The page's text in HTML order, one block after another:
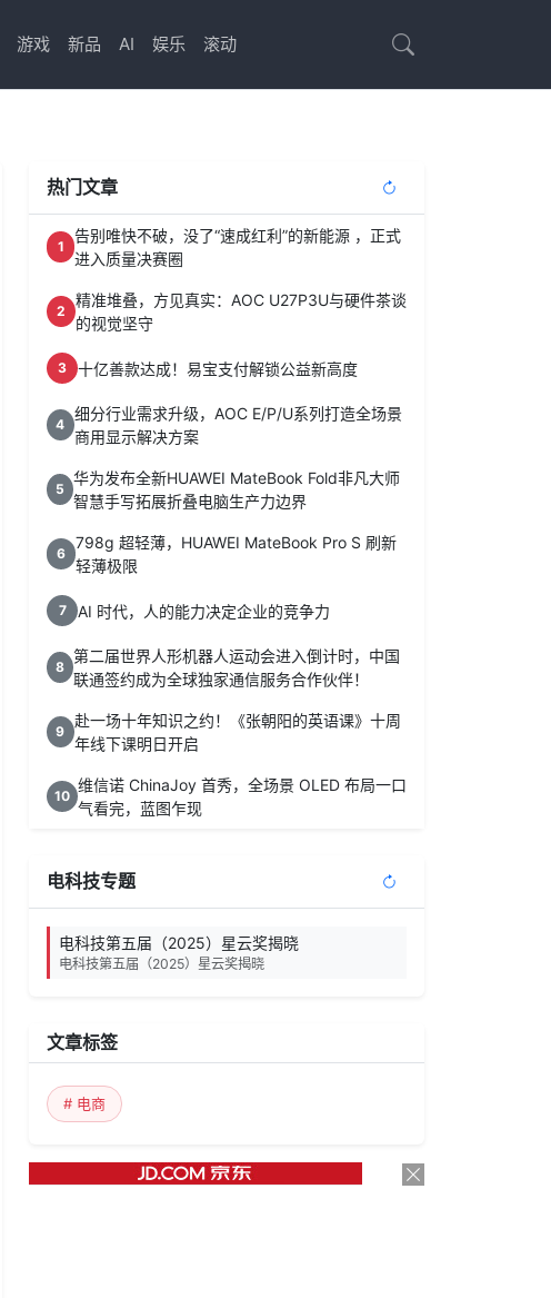
游戏 新品 AI 娱乐 滚动
热门文章
1
告别唯快不破，没了“速成红利”的新能源 ，正式
进入质量决赛圈
2
精准堆叠，方见真实：AOC U27P3U与硬件茶谈
的视觉坚守
3 十亿善款达成！易宝支付解锁公益新高度
4
细分行业需求升级，AOC E/P/U系列打造全场景
商用显示解决方案
5
华为发布全新HUAWEI MateBook Fold非凡大师
智慧手写拓展折叠电脑生产力边界
6
798g 超轻薄，HUAWEI MateBook Pro S 刷新
轻薄极限
7 AI 时代，人的能力决定企业的竞争力
8
第二届世界人形机器人运动会进入倒计时，中国
联通签约成为全球独家通信服务合作伙伴！
9
赴一场十年知识之约！《张朝阳的英语课》十周
年线下课明日开启
10
维信诺 ChinaJoy 首秀，全场景 OLED 布局一口
气看完，蓝图乍现
电科技专题
电科技第五届（2025）星云奖揭晓
电科技第五届（2025）星云奖揭晓
文章标签
# 电商